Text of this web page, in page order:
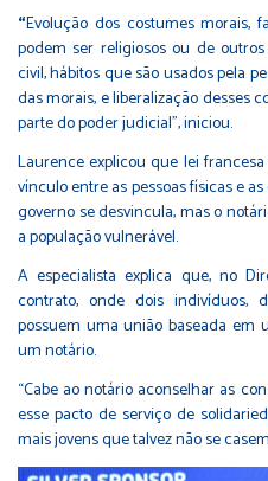
“Evolução dos costumes morais,
podem ser religiosos ou de
civil, hábitos que são usados pela
das morais, e liberalização desses
parte do poder judicial”, iniciou.
Laurence explicou que lei
vínculo entre as pessoas físicas e
governo se desvincula, mas o
a população vulnerável.
A especialista explica que, no
contrato, onde dois indivíduos,
possuem uma união baseada
um notário.
“Cabe ao notário aconselhar as
esse pacto de serviço de
mais jovens que talvez não se